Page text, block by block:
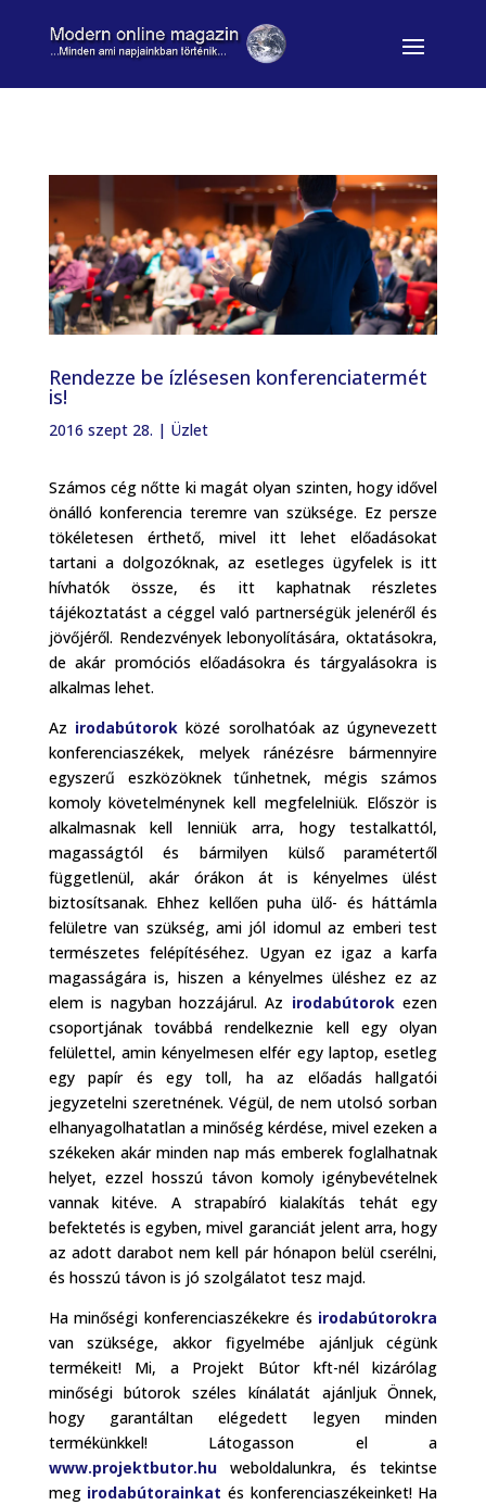
Rendezze be ízlésesen konferenciatermét
is!
2016 szept 28. | Üzlet
Számos cég nőtte ki magát olyan szinten, hogy idővel
önálló konferencia teremre van szüksége. Ez persze
tökéletesen érthető, mivel itt lehet előadásokat
tartani a dolgozóknak, az esetleges ügyfelek is itt
hívhatók össze, és itt kaphatnak részletes
tájékoztatást a céggel való partnerségük jelenéről és
jövőjéről. Rendezvények lebonyolítására, oktatásokra,
de akár promóciós előadásokra és tárgyalásokra is
alkalmas lehet.
Az irodabútorok közé sorolhatóak az úgynevezett
konferenciaszékek, melyek ránézésre bármennyire
egyszerű eszközöknek tűnhetnek, mégis számos
komoly követelménynek kell megfelelniük. Először is
alkalmasnak kell lenniük arra, hogy testalkattól,
magasságtól és bármilyen külső paramétertől
függetlenül, akár órákon át is kényelmes ülést
biztosítsanak. Ehhez kellően puha ülő- és háttámla
felületre van szükség, ami jól idomul az emberi test
természetes felépítéséhez. Ugyan ez igaz a karfa
magasságára is, hiszen a kényelmes üléshez ez az
elem is nagyban hozzájárul. Az irodabútorokezen
csoportjának továbbá rendelkeznie kell egy olyan
felülettel, amin kényelmesen elfér egy laptop, esetleg
egy papír és egy toll, ha az előadás hallgatói
jegyzetelni szeretnének. Végül, de nem utolsó sorban
elhanyagolhatatlan a minőség kérdése, mivel ezeken a
székeken akár minden nap más emberek foglalhatnak
helyet, ezzel hosszú távon komoly igénybevételnek
vannak kitéve. A strapabíró kialakítás tehát egy
befektetés is egyben, mivel garanciát jelent arra, hogy
az adott darabot nem kell pár hónapon belül cserélni,
és hosszú távon is jó szolgálatot tesz majd.
Ha minőségi konferenciaszékekre és irodabútorokra
van szüksége, akkor figyelmébe ajánljuk cégünk
termékeit! Mi, a Projekt Bútor kft-nél kizárólag
minőségi bútorok széles kínálatát ajánljuk Önnek,
hogy garantáltan elégedett legyen minden
termékünkkel! Látogasson el a
www.projektbutor.huweboldalunkra, és tekintse
meg irodabútorainkat és konferenciaszékeinket! Ha